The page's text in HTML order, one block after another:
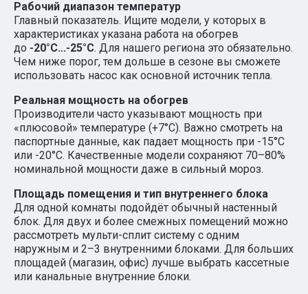
Рабочий диапазон температур
Главный показатель. Ищите модели, у которых в
характеристиках указана работа на обогрев
до -20°С...-25°С. Для нашего региона это обязательно.
Чем ниже порог, тем дольше в сезоне вы сможете
использовать насос как основной источник тепла.
Реальная мощность на обогрев
Производители часто указывают мощность при
«плюсовой» температуре (+7°С). Важно смотреть на
паспортные данные, как падает мощность при -15°С
или -20°С. Качественные модели сохраняют 70–80%
номинальной мощности даже в сильный мороз.
Площадь помещения и тип внутреннего блока
Для одной комнаты подойдёт обычный настенный
блок. Для двух и более смежных помещений можно
рассмотреть мульти-сплит систему с одним
наружным и 2–3 внутренними блоками. Для больших
площадей (магазин, офис) лучше выбрать кассетные
или канальные внутренние блоки.